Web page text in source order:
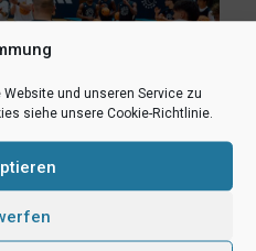
und unseren Service zu
siehe unsere Cookie-Richtlinie.